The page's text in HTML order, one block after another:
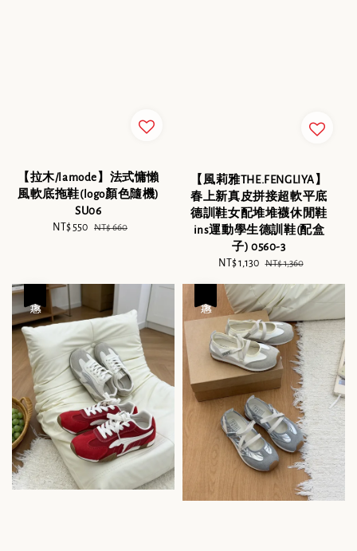
【拉木/lamode】法式慵懶
風軟底拖鞋(logo顏色隨機)
SU06
Sale
NT$ 550 Regular
NT$ 660
【風莉雅THE.FENGLIYA】
春上新真皮拼接超軟平底
德訓鞋女配堆堆襪休閒鞋
ins運動學生德訓鞋(配盒
子) 0560-3
Sale
NT$ 1,130 Regular
NT$ 1,360